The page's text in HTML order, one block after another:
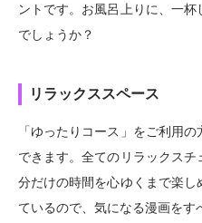
ントです。お風呂上りに、一
でしょうか？
リラックススペース
「ゆったりコース」をご利用
できます。全てのリラックス
分だけの時間を心ゆくまで楽
ているので、気になる漫画をす